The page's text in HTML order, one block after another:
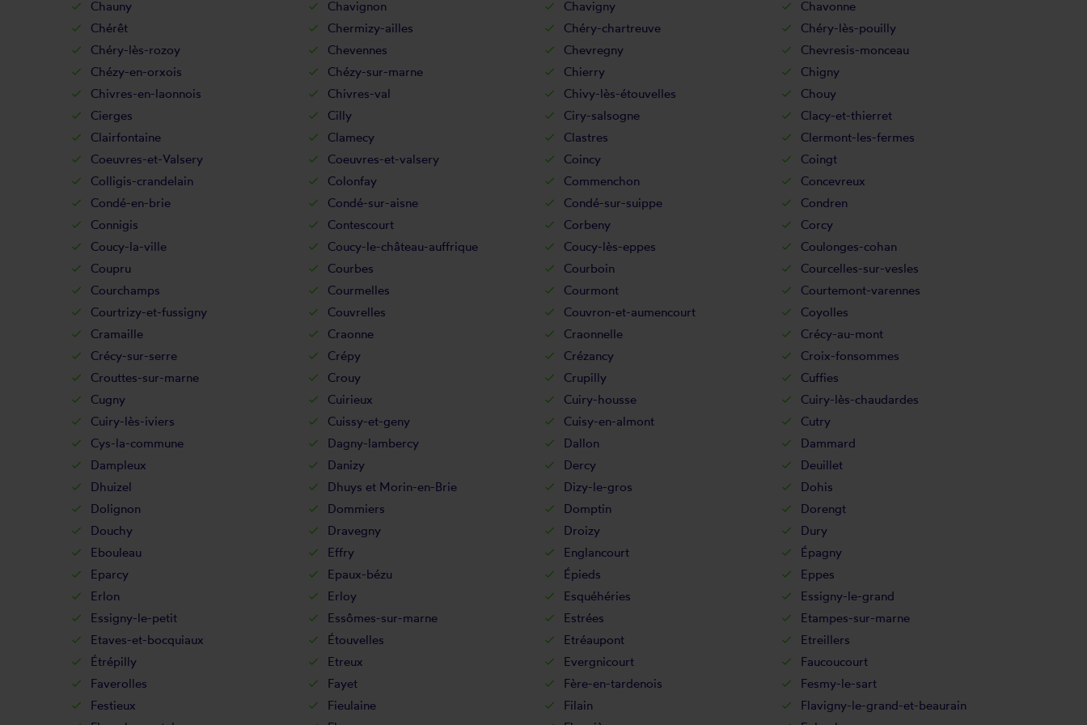
Chauny
Chavignon Chavigny
Chavonne
Chérêt
Chermizy-ailles Chéry-chartreuve
Chéry-lès-pouilly
Chéry-lès-rozoy
Chevennes Chevregny
Chevresis-monceau
Chézy-en-orxois
Chézy-sur-marne Chierry
Chigny
Chivres-en-laonnois
Chivres-val Chivy-lès-étouvelles
Chouy
Cierges
Cilly Ciry-salsogne
Clacy-et-thierret
Clairfontaine
Clamecy Clastres
Clermont-les-fermes
Coeuvres-et-Valsery
Coeuvres-et-valsery Coincy
Coingt
Colligis-crandelain
Colonfay Commenchon
Concevreux
Condé-en-brie
Condé-sur-aisne Condé-sur-suippe
Condren
Connigis
Contescourt Corbeny
Corcy
Coucy-la-ville
Coucy-le-château-auffrique Coucy-lès-eppes
Coulonges-cohan
Coupru
Courbes Courboin
Courcelles-sur-vesles
Courchamps
Courmelles Courmont
Courtemont-varennes
Courtrizy-et-fussigny
Couvrelles Couvron-et-aumencourt
Coyolles
Cramaille
Craonne Craonnelle
Crécy-au-mont
Crécy-sur-serre
Crépy Crézancy
Croix-fonsommes
Crouttes-sur-marne
Crouy Crupilly
Cuffies
Cugny
Cuirieux Cuiry-housse
Cuiry-lès-chaudardes
Cuiry-lès-iviers
Cuissy-et-geny Cuisy-en-almont
Cutry
Cys-la-commune
Dagny-lambercy Dallon
Dammard
Dampleux
Danizy Dercy
Deuillet
Dhuizel
Dhuys et Morin-en-Brie Dizy-le-gros
Dohis
Dolignon
Dommiers Domptin
Dorengt
Douchy
Dravegny Droizy
Dury
Ebouleau
Effry Englancourt
Épagny
Eparcy
Epaux-bézu Épieds
Eppes
Erlon
Erloy Esquéhéries
Essigny-le-grand
Essigny-le-petit
Essômes-sur-marne Estrées
Etampes-sur-marne
Etaves-et-bocquiaux
Étouvelles Etréaupont
Etreillers
Étrépilly
Etreux Evergnicourt
Faucoucourt
Faverolles
Fayet Fère-en-tardenois
Fesmy-le-sart
Festieux
Fieulaine Filain
Flavigny-le-grand-et-beaurain